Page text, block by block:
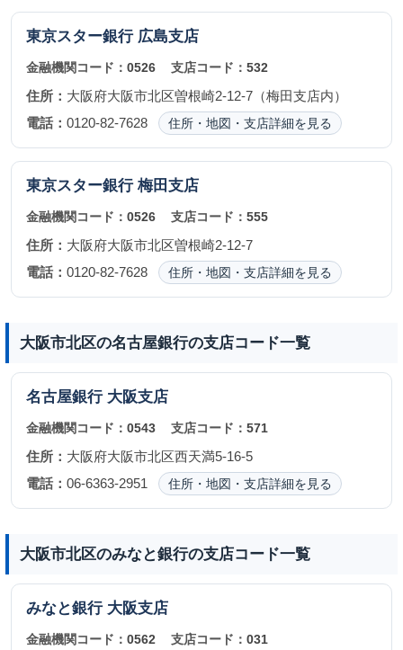
東京スター銀行 広島支店
金融機関コード： 0526 支店コード：532
住所： 大阪府大阪市北区曽根崎2-12-7（梅田支店内）
電話： 0120-82-7628 住所・地図・支店詳細を見る
東京スター銀行 梅田支店
金融機関コード： 0526 支店コード：555
住所： 大阪府大阪市北区曽根崎2-12-7
電話： 0120-82-7628 住所・地図・支店詳細を見る
大阪市北区の名古屋銀行の支店コード一覧
名古屋銀行 大阪支店
金融機関コード： 0543 支店コード：571
住所： 大阪府大阪市北区西天満5-16-5
電話： 06-6363-2951 住所・地図・支店詳細を見る
大阪市北区のみなと銀行の支店コード一覧
みなと銀行 大阪支店
金融機関コード： 0562 支店コード：031